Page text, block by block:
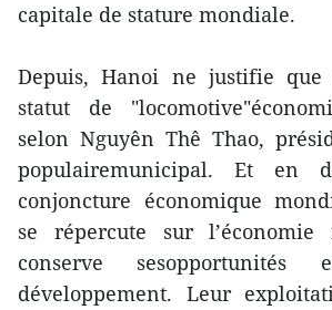
capitale de stature mondiale.
Depuis, Hanoi ne justifie que
statut de
selon Nguyên Thê Thao,
populairemunicipal. Et en
conjoncture économique
se répercute sur l’économie
conserve
développement. Leur